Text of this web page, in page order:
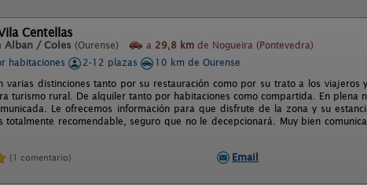
Centellas
Alban / Coles (Ourense) a 29,8 km de Nogueira (Pontevedra)
habitaciones
2-12 plazas
10 km de Ourense
varias distinciones tanto por su restauración como por su trato a los viajeros
turismo rural. De alquiler tanto por habitaciones como compartida. En plena
Le ofrecemos información para que disfrute de la zona y su
totalmente recomendable, seguro que no le decepcionará. Muy bien
(1 comentario) Email